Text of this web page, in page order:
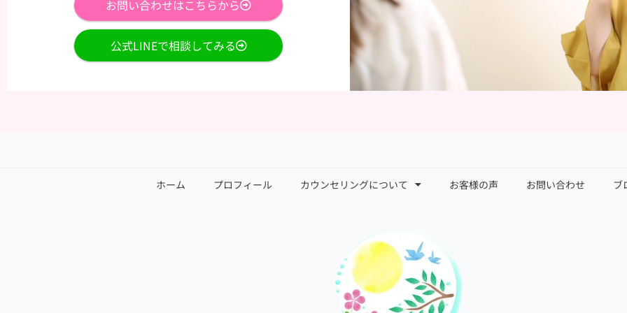
お問い合わせはこちらから
公式LINEで相談してみる
ホーム プロフィール カウンセリングについて お客様の声 お問い合わせ ブ